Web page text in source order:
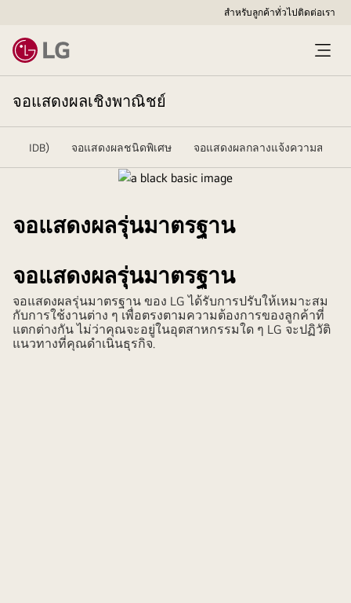
สำหรับลูกค้าทั่วไปติดต่อเรา
จอแสดงผลเชิงพาณิชย์
(IDB) จอแสดงผลชนิดพิเศษ จอแสดงผลกลางแจ้งความสว่างร
จอแสดงผลรุ่นมาตรฐาน
จอแสดงผลรุ่นมาตรฐาน
จอแสดงผลรุ่นมาตรฐาน ของ LG ได้รับการปรับให้เหมาะสม
กับการใช้งานต่าง ๆ เพื่อตรงตามความต้องการของลูกค้าที่
แตกต่างกัน ไม่ว่าคุณจะอยู่ในอุตสาหกรรมใด ๆ LG จะปฏิวัติ
แนวทางที่คุณดำเนินธุรกิจ.